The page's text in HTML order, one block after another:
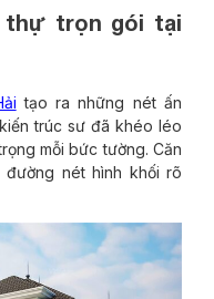
thự trọn gói tại
tạo ra những nét ấn
trúc sư đã khéo léo
mỗi bức tường. Căn
nét hình khối rõ